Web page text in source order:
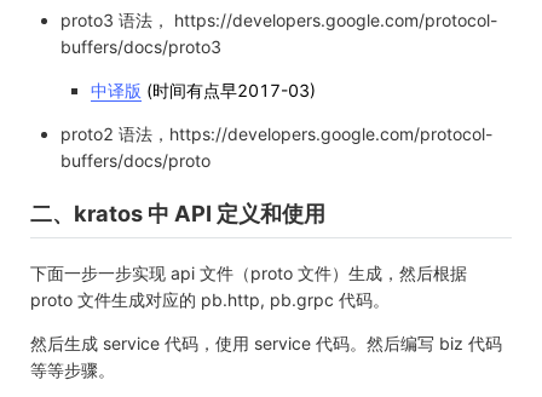
proto3 语法， https://developers.google.com/protocol-
buffers/docs/proto3
中译版 (时间有点早2017-03)
proto2 语法，https://developers.google.com/protocol-
buffers/docs/proto
二、kratos 中 API 定义和使用
下面一步一步实现 api 文件（proto 文件）生成，然后根据
proto 文件生成对应的 pb.http, pb.grpc 代码。
然后生成 service 代码，使用 service 代码。然后编写 biz 代码
等等步骤。